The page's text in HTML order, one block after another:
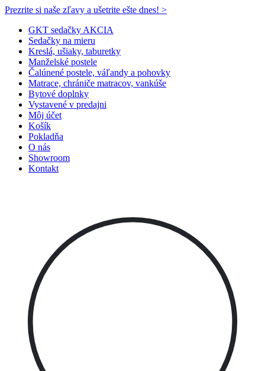
Prezrite si naše zľavy a ušetrite ešte dnes! >​
GKT sedačky AKCIA
Sedačky na mieru
Kreslá, ušiaky, taburetky
Manželské postele
Čalúnené postele, váľandy a pohovky
Matrace, chrániče matracov, vankúše
Bytové doplnky
Vystavené v predajni
Môj účet
Košík
Pokladňa
O nás
Showroom
Kontakt